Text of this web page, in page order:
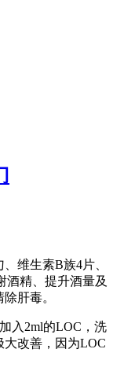
维生素B族4片、
酒精、提升酒量及
肝毒。
入2ml的LOC，洗
大改善，因为LOC